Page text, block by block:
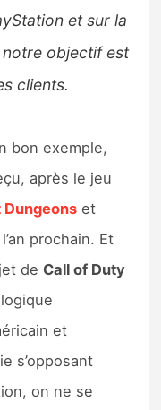
et sur la
objectif est
clients.
bon exemple,
après le jeu
et
l’an prochain. Et
de Call of Duty
et
s’opposant
on ne se